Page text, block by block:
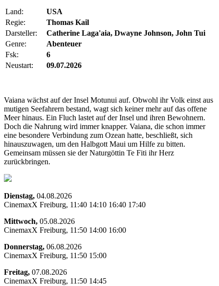
Land:
USA
Regie:
Thomas Kail
Darsteller:
Catherine Laga'aia, Dwayne Johnson, John Tui
Genre:
Abenteuer
Fsk:
6
Neustart:
09.07.2026
Vaiana wächst auf der Insel Motunui auf. Obwohl ihr Volk einst aus
mutigen Seefahrern bestand, wagt sich keiner mehr auf das offene
Meer hinaus. Ein Fluch lastet auf der Insel und ihren Bewohnern.
Doch die Nahrung wird immer knapper. Vaiana, die schon immer
eine besondere Verbindung zum Ozean hatte, beschließt, sich
hinauszuwagen, um den Halbgott Maui um Hilfe zu bitten.
Gemeinsam müssen sie der Naturgöttin Te Fiti ihr Herz
zurückbringen.
Dienstag, 04.08.2026
CinemaxX Freiburg, 11:40 14:10 16:40 17:40
Mittwoch, 05.08.2026
CinemaxX Freiburg, 11:50 14:00 16:00
Donnerstag, 06.08.2026
CinemaxX Freiburg, 11:50 15:00
Freitag, 07.08.2026
CinemaxX Freiburg, 11:50 14:45